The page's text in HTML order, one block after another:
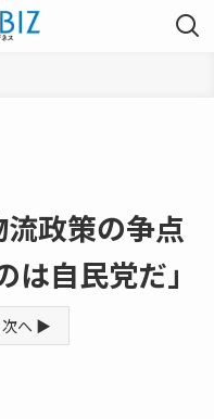
政策の争点
は自民党だ」
次へ ▶